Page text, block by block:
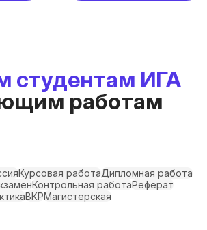
студентам ИГА
работам
Курсовая работаДипломная работа
Контрольная работаРеферат
ВКРМагистерская